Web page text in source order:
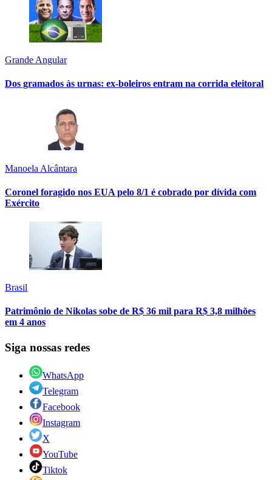
Grande Angular
Dos gramados às urnas: ex-boleiros entram na corrida eleitoral
Manoela Alcântara
Coronel foragido nos EUA pelo 8/1 é cobrado por dívida com
Exército
Brasil
Patrimônio de Nikolas sobe de R$ 36 mil para R$ 3,8 milhões
em 4 anos
Siga nossas redes
WhatsApp
Telegram
Facebook
Instagram
X
YouTube
Tiktok